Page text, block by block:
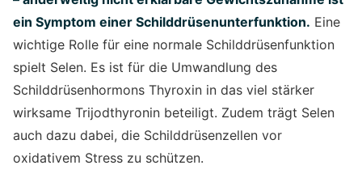
ein Symptom einer Schilddrüsenunterfunktion. Eine
wichtige Rolle für eine normale Schilddrüsenfunktion
spielt Selen. Es ist für die Umwandlung des
Schilddrüsenhormons Thyroxin in das viel stärker
wirksame Trijodthyronin beteiligt. Zudem trägt Selen
auch dazu dabei, die Schilddrüsenzellen vor
oxidativem Stress zu schützen.